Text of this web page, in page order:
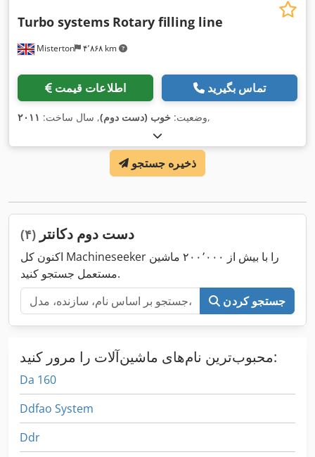
Misterton ۴٬۸۶۸ km
Turbo systems Rotary filling line
اطلاعات قیمت تماس بگیرید
وضعیت: خوب (دست دوم), سال ساخت: ۲۰۱۱ ,
ذخیره جستجو
دست دوم دکانتر (۴)
اکنون کل Machineseeker را با بیش از ۲۰۰٬۰۰۰ ماشین
مستعمل جستجو کنید.
جستجو کردن
محبوب‌ترین نام‌های ماشین‌آلات را مرور کنید:
Da 160
Ddfao System
Ddr